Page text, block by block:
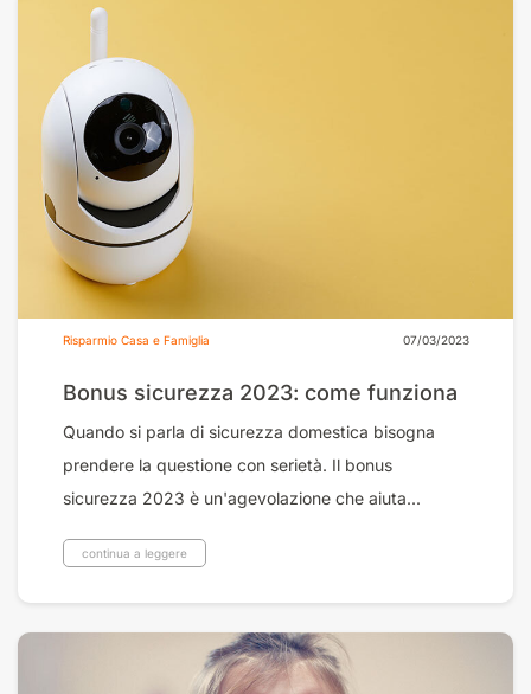
Risparmio Casa e Famiglia 07/03/2023
Bonus sicurezza 2023: come funziona
Quando si parla di sicurezza domestica bisogna
prendere la questione con serietà. Il bonus
sicurezza 2023 è un'agevolazione che aiuta...
continua a leggere